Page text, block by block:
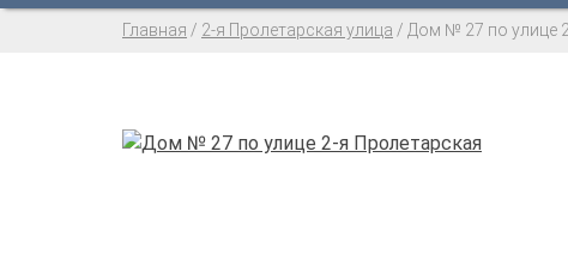
Главная / 2-я Пролетарская улица / Дом № 27 по улице